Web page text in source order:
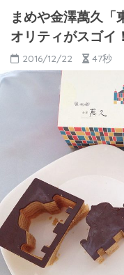
まめや金澤萬久「
オリティがスゴイ！
2016/12/22 47秒